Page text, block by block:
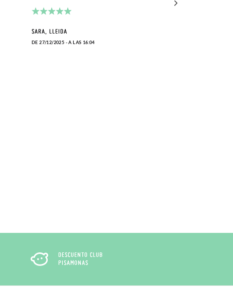
SARA, LLEIDA
DE 27/12/2025 - A LAS 16:04
DESCUENTO CLUB
PISAMONAS